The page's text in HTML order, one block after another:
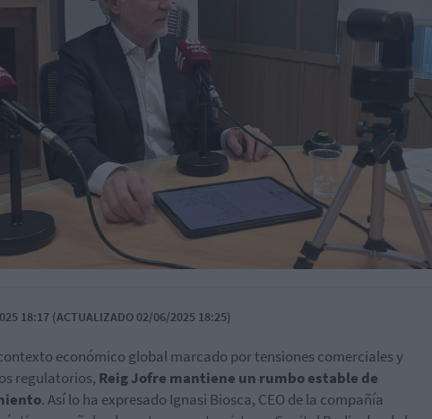
18:17 (ACTUALIZADO 02/06/2025 18:25)
económico global marcado por tensiones comerciales y
regulatorios, Reig Jofre mantiene un rumbo estable de
. Así lo ha expresado Ignasi Biosca, CEO de la compañía